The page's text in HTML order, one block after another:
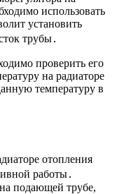
использовать
установить
трубы․
проверить его
на радиаторе
температуру в
отопления
работы․
на подающей трубе,